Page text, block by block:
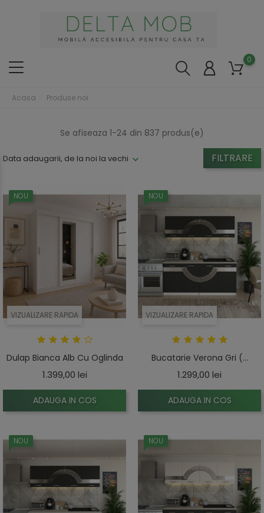
0
Acasa Produse noi
Data adaugarii, de la noi la vechi FILTRARE
Se afiseaza 1-24 din 837 produs(e)
VIZUALIZARE RAPIDA
NOU
Dulap Bianca Alb Cu Oglinda
1.399,00 leiPret
ADAUGA IN COS
VIZUALIZARE RAPIDA
NOU
Bucatarie Verona Gri (...
1.299,00 lei
ADAUGA IN COS
NOU NOU